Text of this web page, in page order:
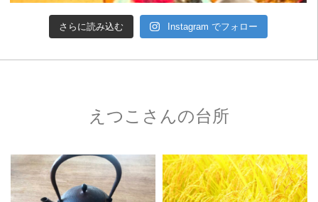
さらに読み込む Instagram でフォロー
えつこさんの台所